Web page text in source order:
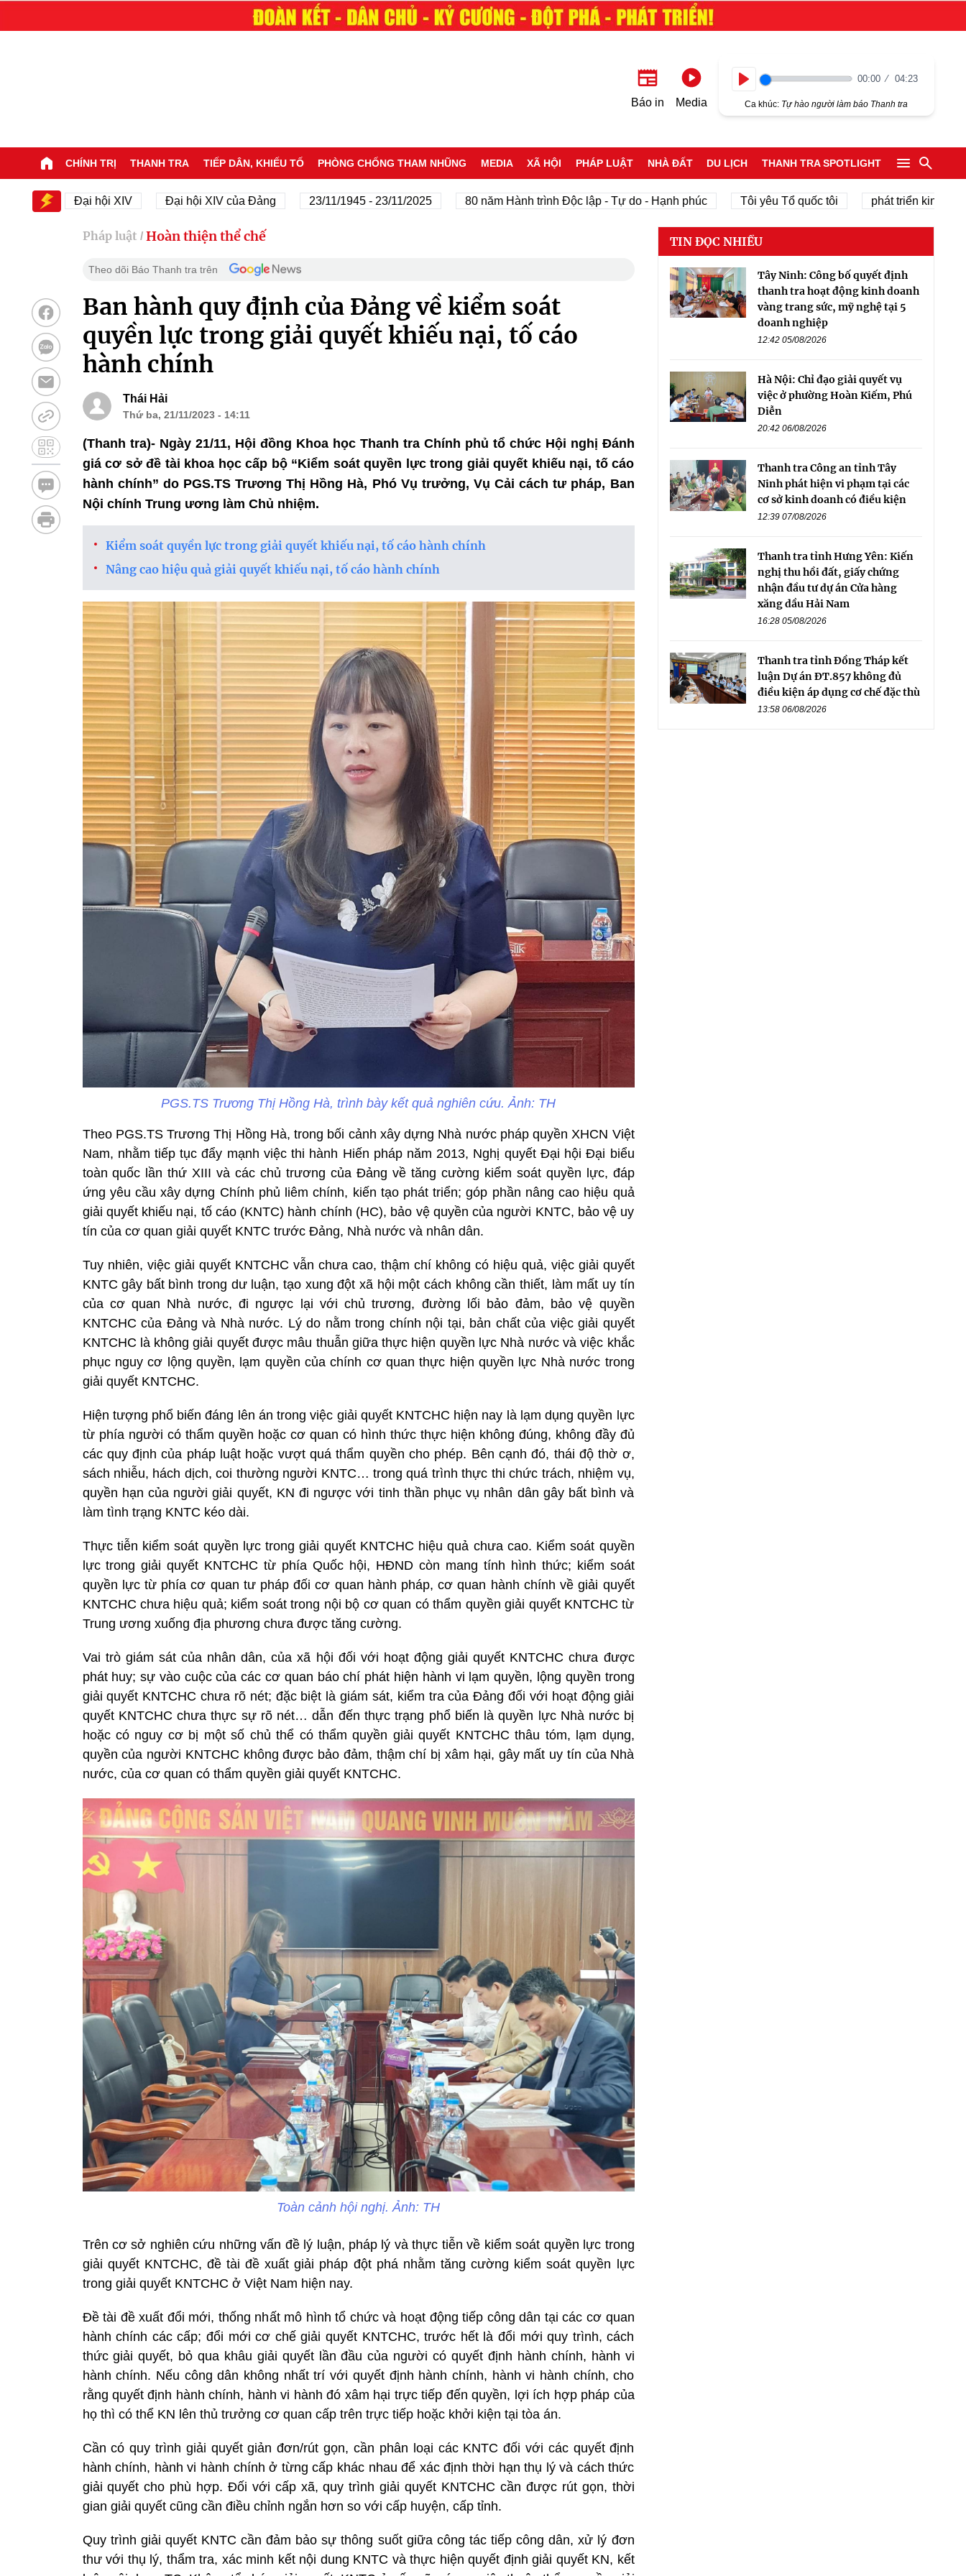
Báo in Media
00:00 04:23
Ca khúc: Tự hào người làm báo Thanh tra
CHÍNH TRỊ THANH TRA TIẾP DÂN, KHIẾU TỐ PHÒNG CHỐNG THAM NHŨNG MEDIA XÃ HỘI PHÁP LUẬT NHÀ ĐẤT DU LỊCH THANH TRA SPOTLIGHT
Đại hội XIV Đại hội XIV của Đảng 23/11/1945 - 23/11/2025 80 năm Hành trình Độc lập - Tự do - Hạnh phúc Tôi yêu Tổ quốc tôi phát triển kinh tế tư nhân
Pháp luật / Hoàn thiện thể chế
Theo dõi Báo Thanh tra trên
Ban hành quy định của Đảng về kiểm soát
quyền lực trong giải quyết khiếu nại, tố cáo
hành chính
Thái Hải
Thứ ba, 21/11/2023 - 14:11
(Thanh tra)- Ngày 21/11, Hội đồng Khoa học Thanh tra Chính phủ tổ chức Hội nghị Đánh
giá cơ sở đề tài khoa học cấp bộ “Kiểm soát quyền lực trong giải quyết khiếu nại, tố cáo
hành chính” do PGS.TS Trương Thị Hồng Hà, Phó Vụ trưởng, Vụ Cải cách tư pháp, Ban
Nội chính Trung ương làm Chủ nhiệm.
Kiểm soát quyền lực trong giải quyết khiếu nại, tố cáo hành chính
Nâng cao hiệu quả giải quyết khiếu nại, tố cáo hành chính
PGS.TS Trương Thị Hồng Hà, trình bày kết quả nghiên cứu. Ảnh: TH
Theo PGS.TS Trương Thị Hồng Hà, trong bối cảnh xây dựng Nhà nước pháp quyền XHCN Việt
Nam, nhằm tiếp tục đẩy mạnh việc thi hành Hiến pháp năm 2013, Nghị quyết Đại hội Đại biểu
toàn quốc lần thứ XIII và các chủ trương của Đảng về tăng cường kiểm soát quyền lực, đáp
ứng yêu cầu xây dựng Chính phủ liêm chính, kiến tạo phát triển; góp phần nâng cao hiệu quả
giải quyết khiếu nại, tố cáo (KNTC) hành chính (HC), bảo vệ quyền của người KNTC, bảo vệ uy
tín của cơ quan giải quyết KNTC trước Đảng, Nhà nước và nhân dân.
Tuy nhiên, việc giải quyết KNTCHC vẫn chưa cao, thậm chí không có hiệu quả, việc giải quyết
KNTC gây bất bình trong dư luận, tạo xung đột xã hội một cách không cần thiết, làm mất uy tín
của cơ quan Nhà nước, đi ngược lại với chủ trương, đường lối bảo đảm, bảo vệ quyền
KNTCHC của Đảng và Nhà nước. Lý do nằm trong chính nội tại, bản chất của việc giải quyết
KNTCHC là không giải quyết được mâu thuẫn giữa thực hiện quyền lực Nhà nước và việc khắc
phục nguy cơ lộng quyền, lạm quyền của chính cơ quan thực hiện quyền lực Nhà nước trong
giải quyết KNTCHC.
Hiện tượng phổ biến đáng lên án trong việc giải quyết KNTCHC hiện nay là lạm dụng quyền lực
từ phía người có thẩm quyền hoặc cơ quan có hình thức thực hiện không đúng, không đầy đủ
các quy định của pháp luật hoặc vượt quá thẩm quyền cho phép. Bên cạnh đó, thái độ thờ ơ,
sách nhiễu, hách dịch, coi thường người KNTC… trong quá trình thực thi chức trách, nhiệm vụ,
quyền hạn của người giải quyết, KN đi ngược với tinh thần phục vụ nhân dân gây bất bình và
làm tình trạng KNTC kéo dài.
Thực tiễn kiểm soát quyền lực trong giải quyết KNTCHC hiệu quả chưa cao. Kiểm soát quyền
lực trong giải quyết KNTCHC từ phía Quốc hội, HĐND còn mang tính hình thức; kiểm soát
quyền lực từ phía cơ quan tư pháp đối cơ quan hành pháp, cơ quan hành chính về giải quyết
KNTCHC chưa hiệu quả; kiểm soát trong nội bộ cơ quan có thẩm quyền giải quyết KNTCHC từ
Trung ương xuống địa phương chưa được tăng cường.
Vai trò giám sát của nhân dân, của xã hội đối với hoạt động giải quyết KNTCHC chưa được
phát huy; sự vào cuộc của các cơ quan báo chí phát hiện hành vi lạm quyền, lộng quyền trong
giải quyết KNTCHC chưa rõ nét; đặc biệt là giám sát, kiểm tra của Đảng đối với hoạt động giải
quyết KNTCHC chưa thực sự rõ nét… dẫn đến thực trạng phổ biến là quyền lực Nhà nước bị
hoặc có nguy cơ bị một số chủ thể có thẩm quyền giải quyết KNTCHC thâu tóm, lạm dụng,
quyền của người KNTCHC không được bảo đảm, thậm chí bị xâm hại, gây mất uy tín của Nhà
nước, của cơ quan có thẩm quyền giải quyết KNTCHC.
Toàn cảnh hội nghị. Ảnh: TH
Trên cơ sở nghiên cứu những vấn đề lý luận, pháp lý và thực tiễn về kiểm soát quyền lực trong
giải quyết KNTCHC, đề tài đề xuất giải pháp đột phá nhằm tăng cường kiểm soát quyền lực
trong giải quyết KNTCHC ở Việt Nam hiện nay.
Đề tài đề xuất đổi mới, thống nhất mô hình tổ chức và hoạt động tiếp công dân tại các cơ quan
hành chính các cấp; đổi mới cơ chế giải quyết KNTCHC, trước hết là đổi mới quy trình, cách
thức giải quyết, bỏ qua khâu giải quyết lần đầu của người có quyết định hành chính, hành vi
hành chính. Nếu công dân không nhất trí với quyết định hành chính, hành vi hành chính, cho
rằng quyết định hành chính, hành vi hành đó xâm hại trực tiếp đến quyền, lợi ích hợp pháp của
họ thì có thể KN lên thủ trưởng cơ quan cấp trên trực tiếp hoặc khởi kiện tại tòa án.
Cần có quy trình giải quyết giản đơn/rút gọn, cần phân loại các KNTC đối với các quyết định
hành chính, hành vi hành chính ở từng cấp khác nhau để xác định thời hạn thụ lý và cách thức
giải quyết cho phù hợp. Đối với cấp xã, quy trình giải quyết KNTCHC cần được rút gọn, thời
gian giải quyết cũng cần điều chỉnh ngắn hơn so với cấp huyện, cấp tỉnh.
Quy trình giải quyết KNTC cần đảm bảo sự thông suốt giữa công tác tiếp công dân, xử lý đơn
thư với thụ lý, thẩm tra, xác minh kết nội dung KNTC và thực hiện quyết định giải quyết KN, kết
TIN ĐỌC NHIỀU
Tây Ninh: Công bố quyết định
thanh tra hoạt động kinh doanh
vàng trang sức, mỹ nghệ tại 5
doanh nghiệp
12:42 05/08/2026
Hà Nội: Chỉ đạo giải quyết vụ
việc ở phường Hoàn Kiếm, Phú
Diễn
20:42 06/08/2026
Thanh tra Công an tỉnh Tây
Ninh phát hiện vi phạm tại các
cơ sở kinh doanh có điều kiện
12:39 07/08/2026
Thanh tra tỉnh Hưng Yên: Kiến
nghị thu hồi đất, giấy chứng
nhận đầu tư dự án Cửa hàng
xăng dầu Hải Nam
16:28 05/08/2026
Thanh tra tỉnh Đồng Tháp kết
luận Dự án ĐT.857 không đủ
điều kiện áp dụng cơ chế đặc thù
13:58 06/08/2026